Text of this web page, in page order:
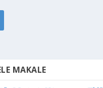
MAKALE